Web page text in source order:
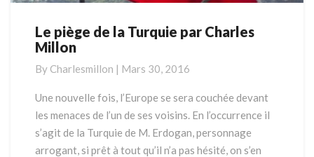
Le
piège
la
Turquie
Charles
Millon
Le piège de la Turquie par Charles
Millon
By Charlesmillon | Mars 30, 2016
Une nouvelle fois, l’Europe se sera couchée devant
les menaces de l’un de ses voisins. En l’occurrence il
s’agit de la Turquie de M. Erdogan, personnage
arrogant, si prêt à tout qu’il n’a pas hésité, on s’en